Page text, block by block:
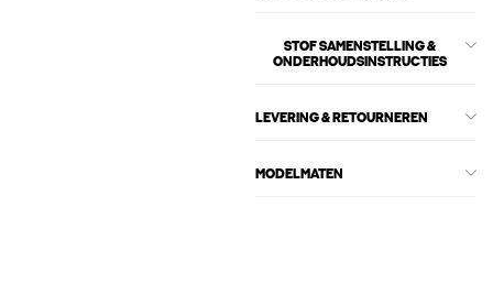
STOF SAMENSTELLING &
ONDERHOUDSINSTRUCTIES
LEVERING & RETOURNEREN
MODELMATEN